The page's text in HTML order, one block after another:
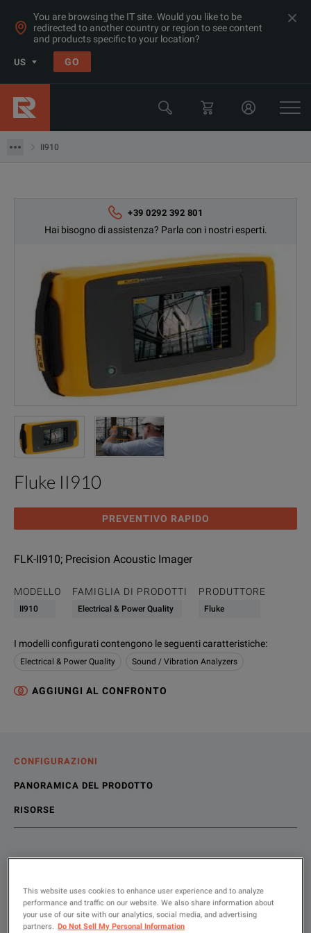
You are browsing the IT site. Would you like to be
redirected to another country or region to see content
and products specific to your location?
US GO
II910
Products
Qualità di elettricità e Potenza
Analizzatori di suoni e vibrazioni
Fluke
+39 0292 392 801
Hai bisogno di assistenza? Parla con i nostri esperti.
Fluke II910
PREVENTIVO RAPIDO
FLK-II910; Precision Acoustic Imager
MODELLO
II910
FAMIGLIA DI PRODOTTI
Electrical & Power Quality
PRODUTTORE
Fluke
I modelli configurati contengono le seguenti caratteristiche:
Electrical & Power Quality Sound / Vibration Analyzers
AGGIUNGI AL CONFRONTO
CONFIGURAZIONI
PANORAMICA DEL PRODOTTO
RISORSE
Scegli la configurazione
SHOW:
Noleggio
Panoramica del prodotto
The ii910 Precision Acoustic Imager, engineered to
Contenuti
Risorse file
This website uses cookies to enhance user experience and to analyze
performance and traffic on our website. We also share information about
your use of our site with our analytics, social media, and advertising
partners. Do Not Sell My Personal Information